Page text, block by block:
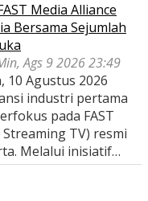
Media Alliance
Bersama Sejumlah
Ags 9 2026 23:49
10 Agustus 2026
industri pertama
pada FAST
TV) resmi
Melalui inisiatif…